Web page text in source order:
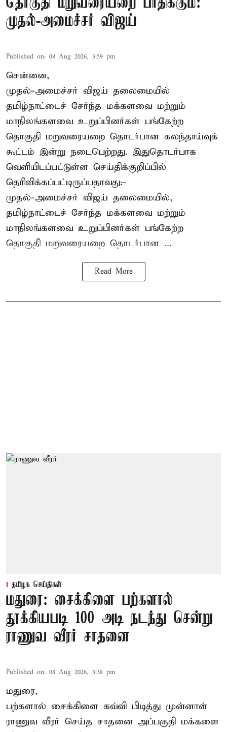
முதல்-அமைச்சர் விஜய்
Published on: 08 Aug 2026, 3:59 pm
சென்னை,
முதல்-அமைச்சர் விஜய் தலைமையில்
தமிழ்நாட்டைச் சேர்ந்த மக்களவை மற்றும்
மாநிலங்களவை உறுப்பினர்கள் பங்கேற்ற
தொகுதி மறுவரையறை தொடர்பான கலந்தாய்வுக்
கூட்டம் இன்று நடைபெற்றது. இதுதொடர்பாக
வெளியிடப்பட்டுள்ள செய்திக்குறிப்பில்
தெரிவிக்கப்பட்டிருப்பதாவது:-
முதல்-அமைச்சர் விஜய் தலைமையில்,
தமிழ்நாட்டைச் சேர்ந்த மக்களவை மற்றும்
மாநிலங்களவை உறுப்பினர்கள் பங்கேற்ற
தொகுதி மறுவரையறை தொடர்பான ...
Read More
தமிழக செய்திகள்
மதுரை: சைக்கிளை பற்களால்
தூக்கியபடி 100 அடி நடந்து சென்று
ராணுவ வீரர் சாதனை
Published on: 08 Aug 2026, 3:38 pm
மதுரை,
பற்களால் சைக்கிளை கவ்வி பிடித்து முன்னாள்
ராணுவ வீரர் செய்த சாதனை அப்பகுதி மக்களை